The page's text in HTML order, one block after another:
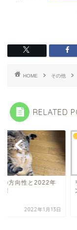
HOME その他
RELATED
の方向性と2022年
標
2022年1月13日